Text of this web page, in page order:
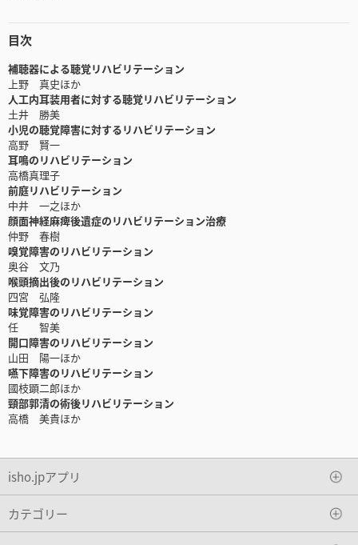
目次
補聴器による聴覚リハビリテーション
上野 真史ほか
人工内耳装用者に対する聴覚リハビリテーション
土井 勝美
小児の聴覚障害に対するリハビリテーション
高野 賢一
耳鳴のリハビリテーション
高橋真理子
前庭リハビリテーション
中井 一之ほか
顔面神経麻痺後遺症のリハビリテーション治療
仲野 春樹
嗅覚障害のリハビリテーション
奥谷 文乃
喉頭摘出後のリハビリテーション
四宮 弘隆
味覚障害のリハビリテーション
任 智美
開口障害のリハビリテーション
山田 陽一ほか
嚥下障害のリハビリテーション
國枝顕二郎ほか
頸部郭清の術後リハビリテーション
高橋 美貴ほか
isho.jpアプリ
カテゴリー